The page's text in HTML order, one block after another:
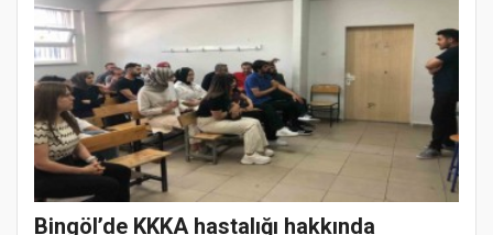
Bingöl’de KKKA hastalığı hakkında